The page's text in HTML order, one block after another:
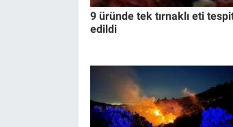
9 üründe tek tırnaklı eti
edildi